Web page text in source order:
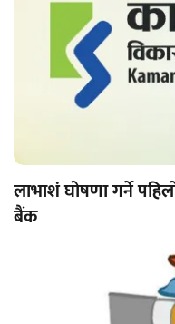
लाभाशं घोषणा गर्ने
बैंक